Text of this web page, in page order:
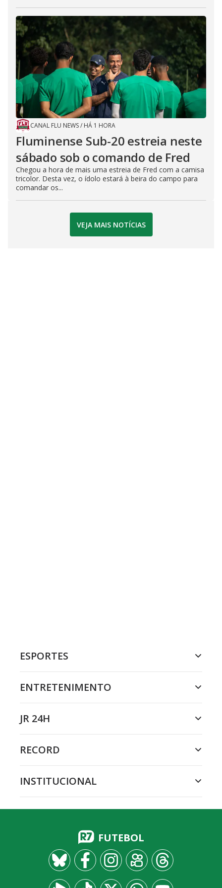
CANAL FLU NEWS/ HÁ 1 HORA
Fluminense Sub-20 estreia neste
sábado sob o comando de Fred
Chegou a hora de mais uma estreia de Fred com a camisa
tricolor. Desta vez, o ídolo estará à beira do campo para
comandar os...
VEJA MAIS NOTÍCIAS
ESPORTES
ENTRETENIMENTO
JR 24H
RECORD
INSTITUCIONAL
FUTEBOL